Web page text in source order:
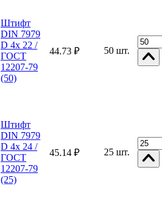
Штифт
DIN 7979
D 4x 22 /
ГОСТ
12207-79
(50)
44.73 ₽ 50 шт.
Штифт
DIN 7979
D 4x 24 /
ГОСТ
12207-79
(25)
45.14 ₽ 25 шт.